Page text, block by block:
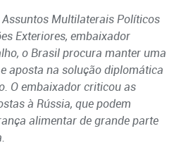
Multilaterais Políticos
Exteriores, embaixador
o Brasil procura manter uma
aposta na solução diplomática
O embaixador criticou as
à Rússia, que podem
alimentar de grande parte